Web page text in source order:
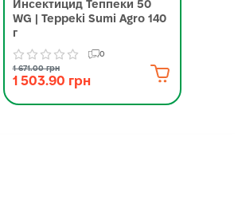
Инсектицид Теппеки 50
WG | Teppeki Sumi Agro 140
г
0
1 671.00 грн
1 503.90 грн